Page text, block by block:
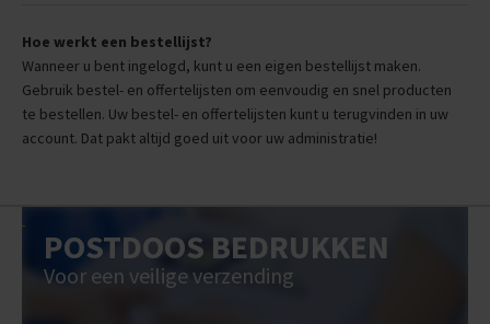
Hoe werkt een bestellijst?
Wanneer u bent ingelogd, kunt u een eigen bestellijst maken.
Gebruik bestel- en offertelijsten om eenvoudig en snel producten
te bestellen. Uw bestel- en offertelijsten kunt u terugvinden in uw
account. Dat pakt altijd goed uit voor uw administratie!
POSTDOOS BEDRUKKEN
Voor een veilige verzending